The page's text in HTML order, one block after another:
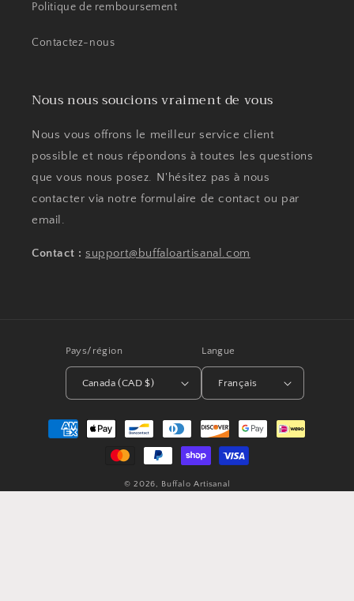
Politique de remboursement
Contactez-nous
Nous nous soucions vraiment de vous
Nous vous offrons le meilleur service client
possible et nous répondons à toutes les questions
que vous nous posez. N'hésitez pas à nous
contacter via notre formulaire de contact ou par
email.
Contact : support@buffaloartisanal.com
Pays/région
Canada (CAD $)
Langue
Français
Moyens
© 2026, Buffalo Artisanal